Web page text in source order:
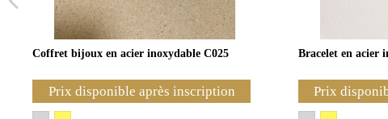
Coffret bijoux en acier inoxydable C025
Prix disponible après inscription
Bracelet en acier
Prix